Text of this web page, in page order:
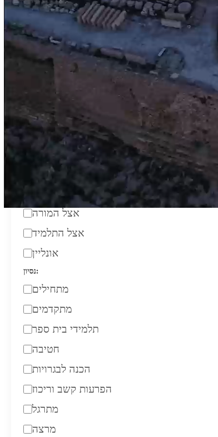
טווח מחירים לשעה:
₪200
מורה פרטי
מקום מפגש:
אצל המורה
אצל התלמיד
אונליין
נסיון:
מתחילים
מתקדמים
תלמידי בית ספר
חטיבה
הכנה לבגרויות
הפרעות קשב וריכוז
מתרגל
מרצה